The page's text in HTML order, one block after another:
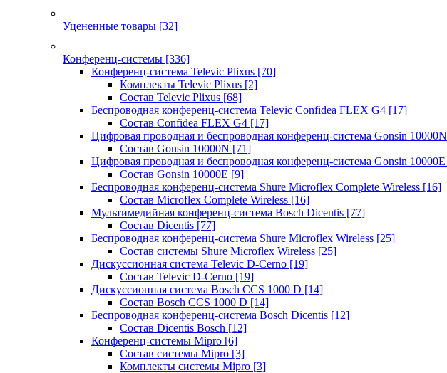
Уцененные товары [32]
Конференц-системы [336]
Конференц-система Televic Plixus [70]
Комплекты Televic Plixus [2]
Состав Televic Plixus [68]
Беспроводная конференц-система Televic Confidea FLEX G4 [17]
Состав Confidea FLEX G4 [17]
Цифровая проводная и беспроводная конференц-система Gonsin 10000N
Состав Gonsin 10000N [71]
Цифровая проводная и беспроводная конференц-система Gonsin 10000E
Состав Gonsin 10000E [9]
Беспроводная конференц-система Shure Microflex Complete Wireless [16]
Состав Microflex Complete Wireless [16]
Мультимедийная конференц-система Bosch Dicentis [77]
Состав Dicentis [77]
Беспроводная конференц-система Shure Microflex Wireless [25]
Состав системы Shure Microflex Wireless [25]
Дискуссионная система Televic D-Cerno [19]
Состав Televic D-Cerno [19]
Дискуссионная система Bosch CCS 1000 D [14]
Состав Bosch CCS 1000 D [14]
Беспроводная конференц-система Bosch Dicentis [12]
Состав Dicentis Bosch [12]
Конференц-системы Mipro [6]
Состав системы Mipro [3]
Комплекты системы Mipro [3]